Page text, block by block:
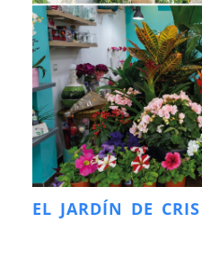
EL JARDÍN DE CRIS